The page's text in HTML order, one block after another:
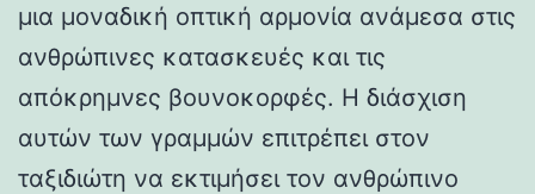
μια μοναδική οπτική αρμονία ανάμεσα στις
ανθρώπινες κατασκευές και τις
απόκρημνες βουνοκορφές. Η διάσχιση
αυτών των γραμμών επιτρέπει στον
ταξιδιώτη να εκτιμήσει τον ανθρώπινο